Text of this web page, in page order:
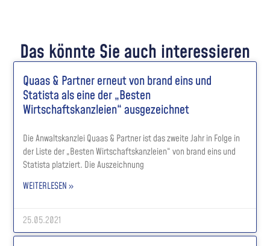
Das könnte Sie auch interessieren
Quaas & Partner erneut von brand eins und
Statista als eine der „Besten
Wirtschaftskanzleien“ ausgezeichnet
Die Anwaltskanzlei Quaas & Partner ist das zweite Jahr in Folge in
der Liste der „Besten Wirtschaftskanzleien“ von brand eins und
Statista platziert. Die Auszeichnung
WEITERLESEN »
25.05.2021